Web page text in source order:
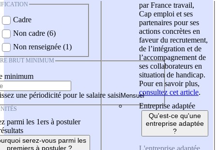
Cadre
Non cadre (6)
Non renseignée (1)
BRUT MINIMUM
minimum
une périodicité pour le salaire saisi
parmi les 1ers à postuler
serez-vous parmi les
premiers à postuler ?
par France travail,
Cap emploi et ses
partenaires pour ses
actions concrètes en
faveur du recrutement,
de l’intégration et de
l’accompagnement de
ses collaborateurs en
situation de handicap.
Pour en savoir plus,
consultez cet article.
Entreprise adaptée
Qu'est-ce qu'une
entreprise adaptée
?
L'entreprise adaptée